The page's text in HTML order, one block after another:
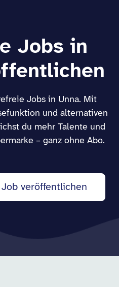
Jobs in
Jobs in Unna. Mit
und alternativen
du mehr Talente und
– ganz ohne Abo.
veröffentlichen